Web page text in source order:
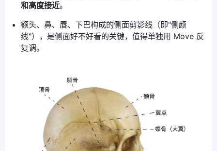
和高度接近。
额头、鼻、唇、下巴构成的侧面剪影线（即"侧颜
线"），是侧面好不好看的关键，值得单独用 Move 反
复调。